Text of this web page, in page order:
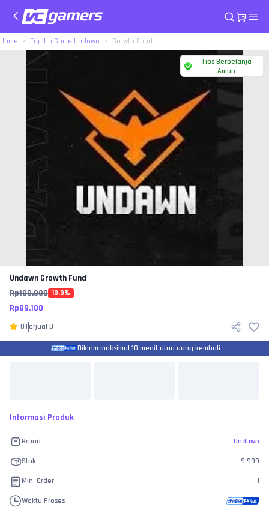
Home Top Up Game Undawn Growth Fund
Tips Berbelanja
Aman
Undawn Growth Fund
Rp100.000 10.9%
Rp89.100
0Terjual 0
Dikirim maksimal 10 menit atau uang kembali
Informasi Produk
Brand Undawn
Stok 9.999
Min. Order 1
Waktu Proses